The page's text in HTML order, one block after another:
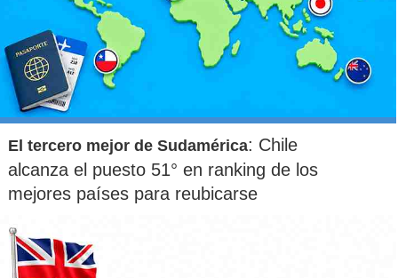
El tercero mejor de Sudamérica: Chile
alcanza el puesto 51° en ranking de los
mejores países para reubicarse